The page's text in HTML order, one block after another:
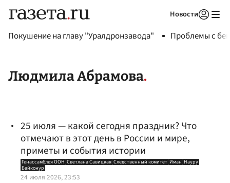
Новости
Покушение на главу "Уралдронзавода" Проблемы с
Людмила Абрамова
25 июля — какой сегодня праздник? Что
отмечают в этот день в России и мире,
приметы и события истории
Генассамблея ООН Светлана Савицкая Следственный комитет Иман Науру
Байконур
24 июля 2026, 23:53